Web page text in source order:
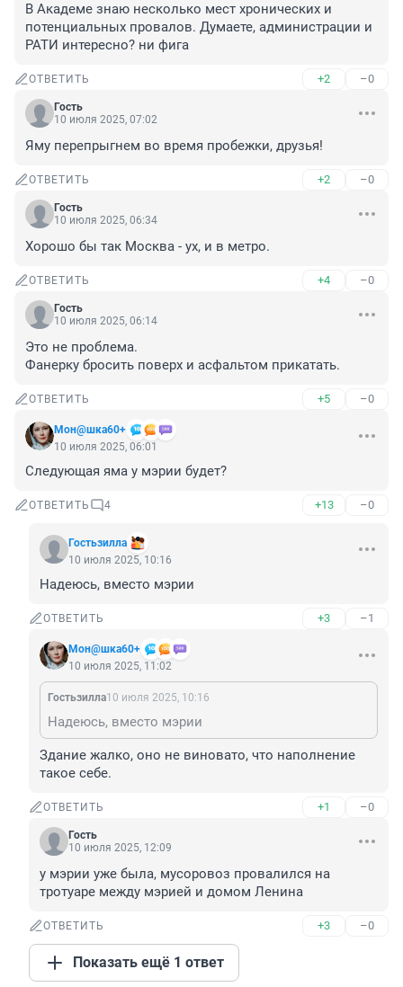
В Академе знаю несколько мест хронических и
потенциальных провалов. Думаете, администрации и
РАТИ интересно? ни фига
ОТВЕТИТЬ +2 –0
Гость
10 июля 2025, 07:02
Яму перепрыгнем во время пробежки, друзья!
ОТВЕТИТЬ +2 –0
Гость
10 июля 2025, 06:34
Хорошо бы так Москва - ух, и в метро.
ОТВЕТИТЬ +4 –0
Гость
10 июля 2025, 06:14
Это не проблема.
Фанерку бросить поверх и асфальтом прикатать.
ОТВЕТИТЬ +5 –0
Мон@шка60+
10 июля 2025, 06:01
Следующая яма у мэрии будет?
ОТВЕТИТЬ 4 +13 –0
Гостьзилла
10 июля 2025, 10:16
Надеюсь, вместо мэрии
ОТВЕТИТЬ +3 –1
Мон@шка60+
10 июля 2025, 11:02
Гостьзилла10 июля 2025, 10:16
Надеюсь, вместо мэрии
Здание жалко, оно не виновато, что наполнение
такое себе.
ОТВЕТИТЬ +1 –0
Гость
10 июля 2025, 12:09
у мэрии уже была, мусоровоз провалился на
тротуаре между мэрией и домом Ленина
ОТВЕТИТЬ +3 –0
Показать ещё 1 ответ